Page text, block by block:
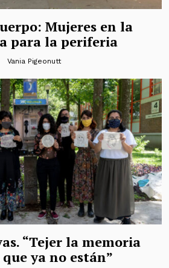
Mujeres en la
para la periferia
Vania Pigeonutt
“Tejer la memoria
ya no están”